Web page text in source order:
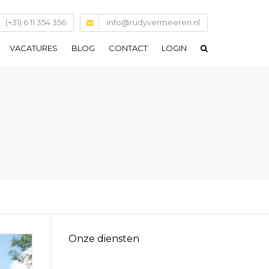
(+31) 6 11 354 356 info@rudyvermeeren.nl
VACATURES BLOG CONTACT LOGIN
Onze diensten